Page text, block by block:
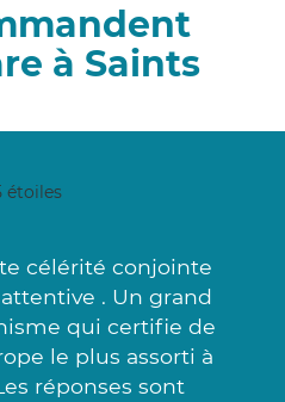
à Saints
célérité conjointe
. Un grand
qui certifie de
le plus assorti à
réponses sont